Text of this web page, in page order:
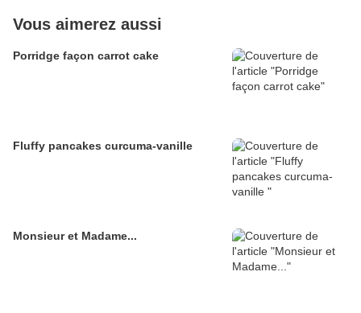
Vous aimerez aussi
Porridge façon carrot cake
Fluffy pancakes curcuma-vanille
Monsieur et Madame...